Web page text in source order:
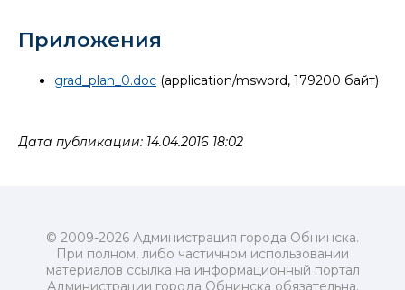
Приложения
grad_plan_0.doc (application/msword, 179200 байт)
Дата публикации: 14.04.2016 18:02
© 2009-2026 Администрация города Обнинска.
При полном, либо частичном использовании
материалов ссылка на информационный портал
Администрации города Обнинска обязательна.